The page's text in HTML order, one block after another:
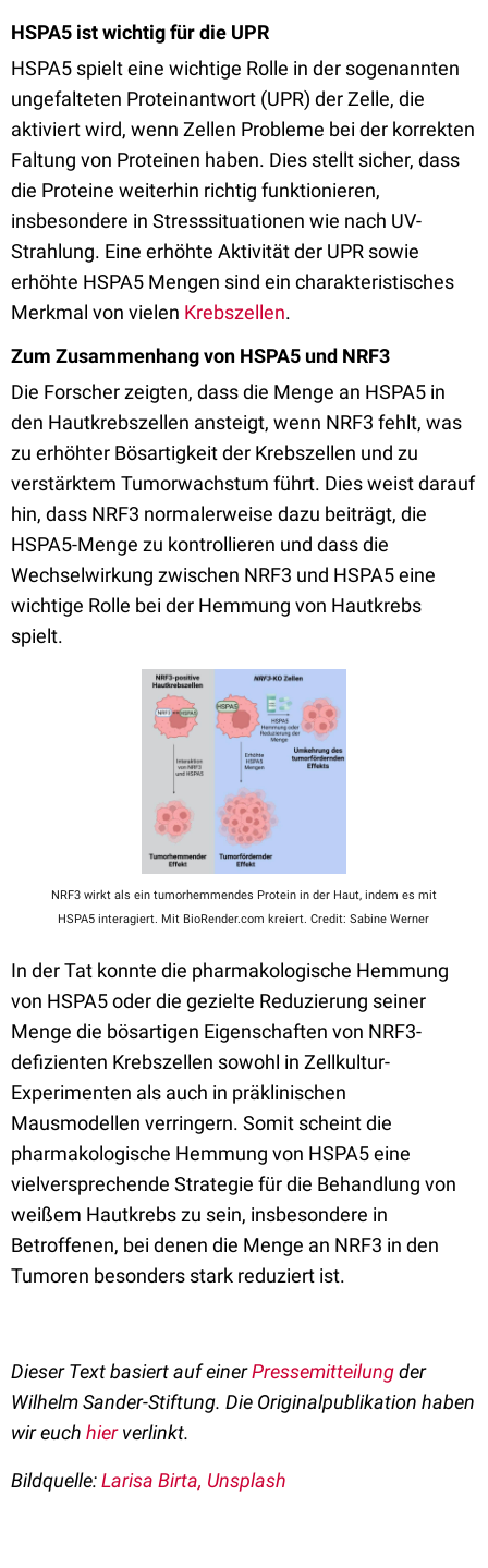
HSPA5 ist wichtig für die UPR
HSPA5 spielt eine wichtige Rolle in der sogenannten
ungefalteten Proteinantwort (UPR) der Zelle, die
aktiviert wird, wenn Zellen Probleme bei der korrekten
Faltung von Proteinen haben. Dies stellt sicher, dass
die Proteine weiterhin richtig funktionieren,
insbesondere in Stresssituationen wie nach UV-
Strahlung. Eine erhöhte Aktivität der UPR sowie
erhöhte HSPA5 Mengen sind ein charakteristisches
Merkmal von vielen Krebszellen.
Zum Zusammenhang von HSPA5 und NRF3
Die Forscher zeigten, dass die Menge an HSPA5 in
den Hautkrebszellen ansteigt, wenn NRF3 fehlt, was
zu erhöhter Bösartigkeit der Krebszellen und zu
verstärktem Tumorwachstum führt. Dies weist darauf
hin, dass NRF3 normalerweise dazu beiträgt, die
HSPA5-Menge zu kontrollieren und dass die
Wechselwirkung zwischen NRF3 und HSPA5 eine
wichtige Rolle bei der Hemmung von Hautkrebs
spielt.
NRF3 wirkt als ein tumorhemmendes Protein in der Haut, indem es mit
HSPA5 interagiert. Mit BioRender.com kreiert. Credit: Sabine Werner
In der Tat konnte die pharmakologische Hemmung
von HSPA5 oder die gezielte Reduzierung seiner
Menge die bösartigen Eigenschaften von NRF3-
defizienten Krebszellen sowohl in Zellkultur-
Experimenten als auch in präklinischen
Mausmodellen verringern. Somit scheint die
pharmakologische Hemmung von HSPA5 eine
vielversprechende Strategie für die Behandlung von
weißem Hautkrebs zu sein, insbesondere in
Betroffenen, bei denen die Menge an NRF3 in den
Tumoren besonders stark reduziert ist.
Dieser Text basiert auf einerPressemitteilungder
Wilhelm Sander-Stiftung. Die Originalpublikation haben
wir euch hierverlinkt.
Bildquelle:Larisa Birta, Unsplash